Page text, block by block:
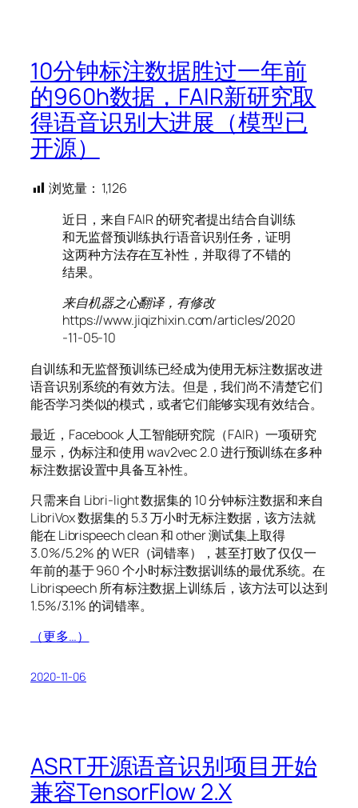
10分钟标注数据胜过一年前
的960h数据，FAIR新研究取
得语音识别大进展（模型已
开源）
浏览量： 1,126
近日，来自 FAIR 的研究者提出结合自训练
和无监督预训练执行语音识别任务，证明
这两种方法存在互补性，并取得了不错的
结果。
来自机器之心翻译，有修改
https://www.jiqizhixin.com/articles/2020
-11-05-10
自训练和无监督预训练已经成为使用无标注数据改进
语音识别系统的有效方法。但是，我们尚不清楚它们
能否学习类似的模式，或者它们能够实现有效结合。
最近，Facebook 人工智能研究院（FAIR）一项研究
显示，伪标注和使用 wav2vec 2.0 进行预训练在多种
标注数据设置中具备互补性。
只需来自 Libri-light 数据集的 10 分钟标注数据和来自
LibriVox 数据集的 5.3 万小时无标注数据，该方法就
能在 Librispeech clean 和 other 测试集上取得
3.0%/5.2% 的 WER（词错率），甚至打败了仅仅一
年前的基于 960 个小时标注数据训练的最优系统。在
Librispeech 所有标注数据上训练后，该方法可以达到
1.5%/3.1% 的词错率。
（更多…）
2020-11-06
ASRT开源语音识别项目开始
兼容TensorFlow 2.X